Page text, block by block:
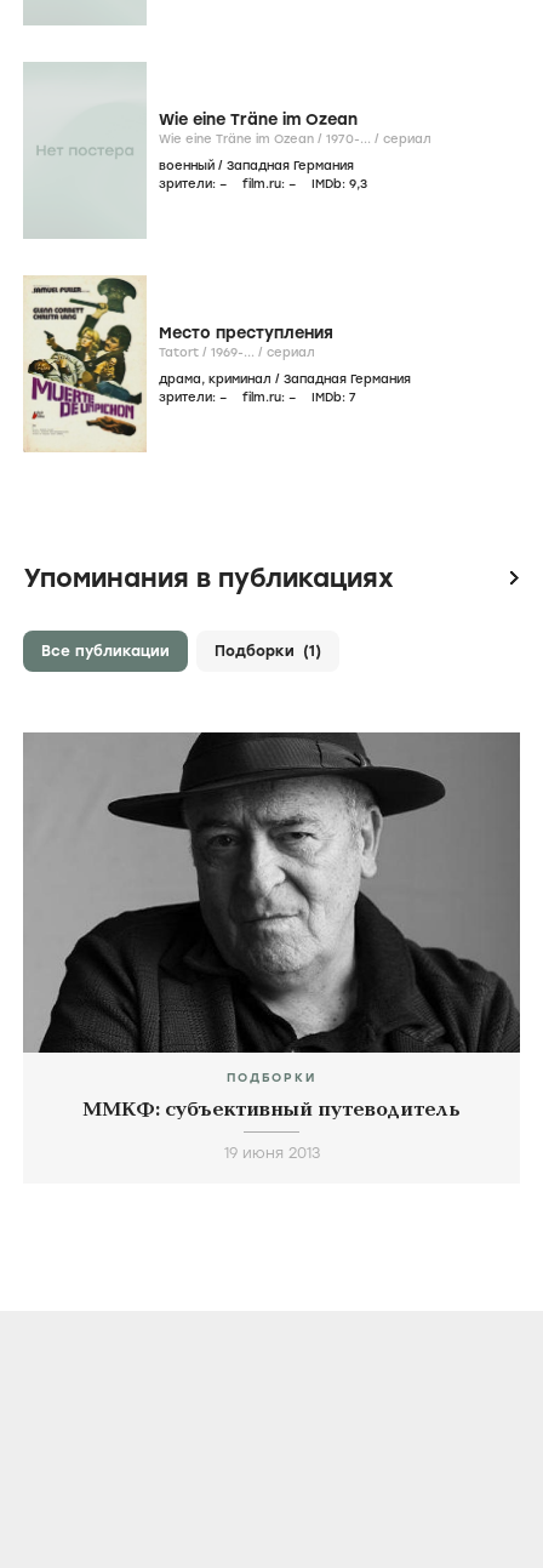
Wie eine Träne im Ozean
Wie eine Träne im Ozean / 1970-... / сериал
военный / Западная Германия
зрители: – film.ru: – IMDb: 9,3
Место преступления
Tatort / 1969-... / сериал
драма, криминал / Западная Германия
зрители: – film.ru: – IMDb: 7
Упоминания в публикациях icon
Все публикации Подборки (1)
ПОДБОРКИ
ММКФ: субъективный путеводитель
19 июня 2013